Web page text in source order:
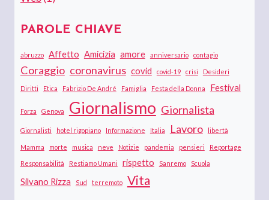
PAROLE CHIAVE
abruzzo Affetto Amicizia amore anniversario contagio
Coraggio coronavirus covid covid-19 crisi Desideri
Diritti Etica Fabrizio De André Famiglia Festa della Donna Festival
Forza Genova Giornalismo Giornalista
Giornalisti hotel rigopiano Informazione Italia Lavoro libertà
Mamma morte musica neve Notizie pandemia pensieri Reportage
Responsabilità Restiamo Umani rispetto Sanremo Scuola
Silvano Rizza Sud terremoto Vita